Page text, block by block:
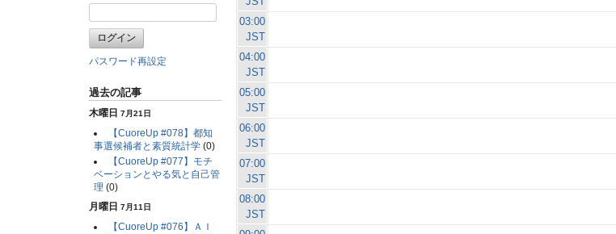
03:00
JST
04:00
JST
05:00
JST
06:00
JST
07:00
JST
08:00
JST
パスワード再設定
過去の記事
木曜日 7月21日
【CuoreUp #078】都知
事選候補者と素質統計学 (0)
【CuoreUp #077】モチ
ベーションとやる気と自己管
理 (0)
月曜日 7月11日
【CuoreUp #076】ＡＩ